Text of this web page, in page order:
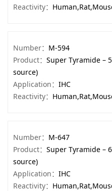
Reactivity：
Number： M-594
Product： Super Tyramide –
source)
Application： IHC
Reactivity：
Number： M-647
Product： Super Tyramide –
source)
Application： IHC
Reactivity：